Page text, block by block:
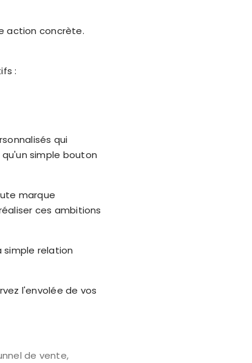
action concrète.
:
qui
simple bouton
marque
ces ambitions
simple relation
l'envolée de vos
de vente,